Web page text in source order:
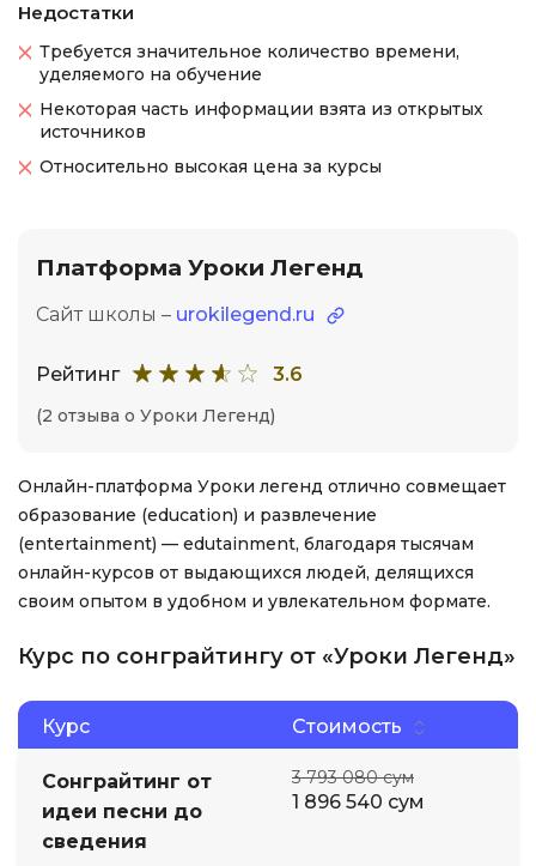
Недостатки
Требуется значительное количество времени,
уделяемого на обучение
Некоторая часть информации взята из открытых
источников
Относительно высокая цена за курсы
Платформа Уроки Легенд
Сайт школы – urokilegend.ru
Рейтинг 3.6
(2 отзыва о Уроки Легенд)
Онлайн-платформа Уроки легенд отлично совмещает
образование (education) и развлечение
(entertainment) — edutainment, благодаря тысячам
онлайн-курсов от выдающихся людей, делящихся
своим опытом в удобном и увлекательном формате.
Курс по сонграйтингу от «Уроки Легенд»
Курс Стоимость
Сонграйтинг от
идеи песни до
сведения
3 793 080 сум
1 896 540 сум